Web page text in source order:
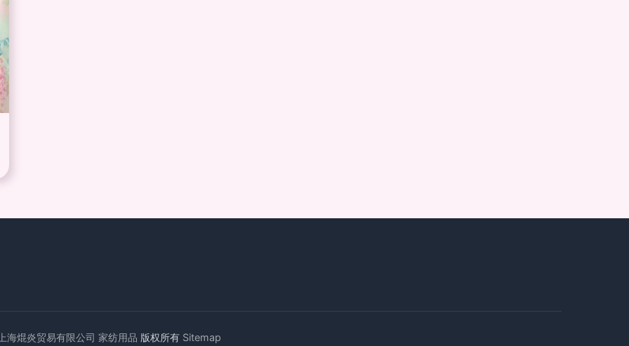
海焜炎贸易有限公司 家纺用品 版权所有 Sitemap